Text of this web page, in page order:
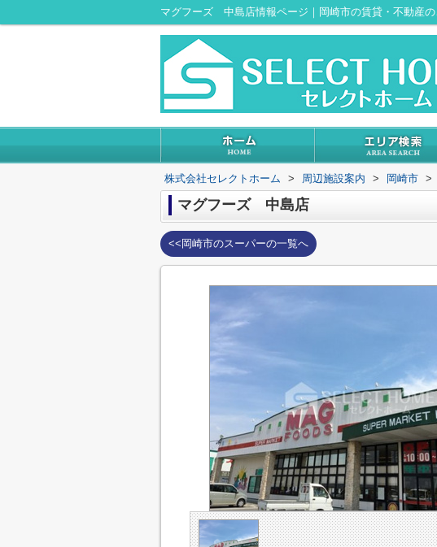
マグフーズ 中島店情報ページ｜岡崎市の賃貸・不動産
株式会社セレクトホーム > 周辺施設案内 > 岡崎市 >
マグフーズ 中島店
<<岡崎市のスーパーの一覧へ